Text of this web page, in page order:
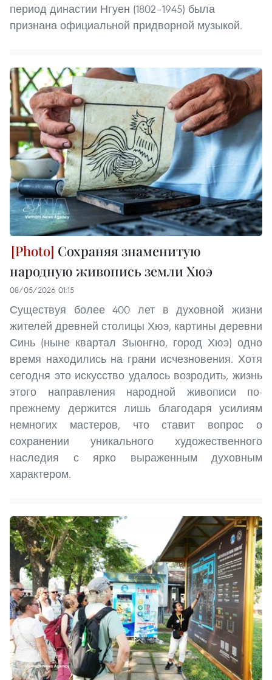
период династии Нгуен (1802–1945) была
признана официальной придворной музыкой.
Сохраняя знаменитую
народную живопись земли Хюэ
08/05/2026 01:15
Существуя более 400 лет в духовной жизни
жителей древней столицы Хюэ, картины деревни
Синь (ныне квартал Зыонгно, город Хюэ) одно
время находились на грани исчезновения. Хотя
сегодня это искусство удалось возродить, жизнь
этого направления народной живописи по-
прежнему держится лишь благодаря усилиям
немногих мастеров, что ставит вопрос о
сохранении уникального художественного
наследия с ярко выраженным духовным
характером.